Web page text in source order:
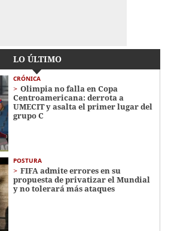
LO ÚLTIMO
CRÓNICA
Olimpia no falla en Copa
Centroamericana: derrota a
UMECIT y asalta el primer lugar del
grupo C
POSTURA
FIFA admite errores en su
propuesta de privatizar el Mundial
y no tolerará más ataques